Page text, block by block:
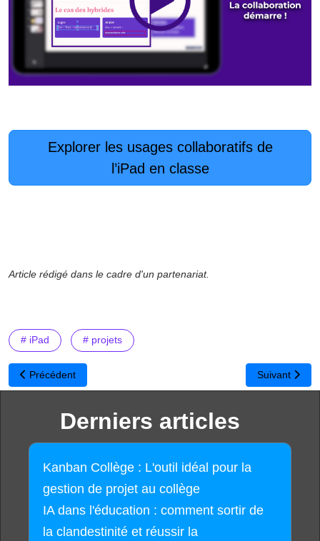
Explorer les usages collaboratifs de
l’iPad en classe
Article rédigé dans le cadre d'un partenariat.
# iPad # projets
Article précédent : La face cachée du numérique : Décryptage
Précédent Article
Suivant
Derniers articles
Kanban Collège : L'outil idéal pour la
gestion de projet au collège
IA dans l'éducation : comment sortir de
la clandestinité et réussir la